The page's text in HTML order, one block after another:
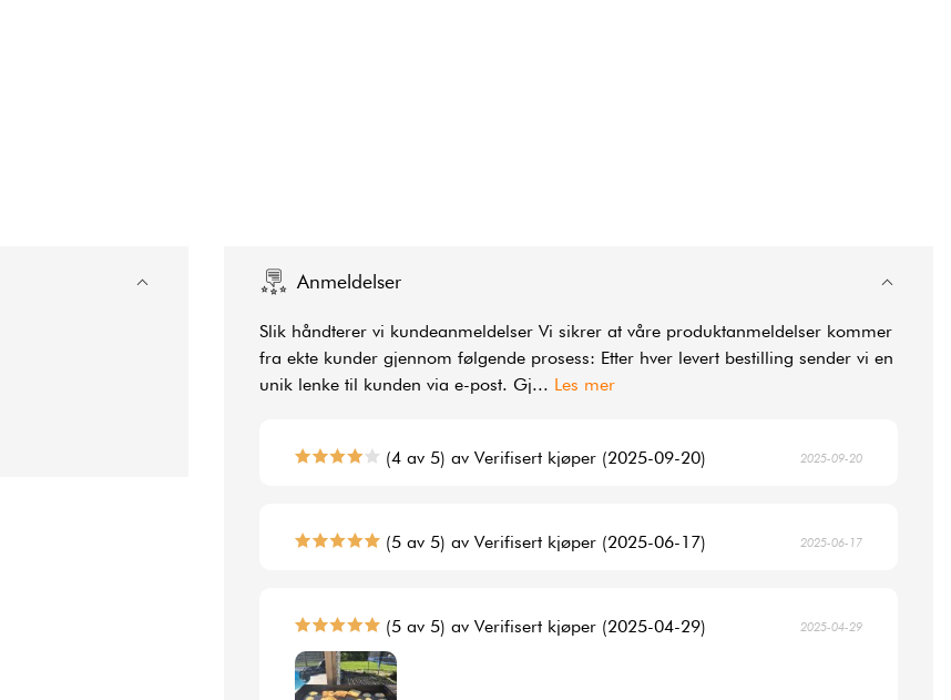
Anmeldelser
Slik håndterer vi kundeanmeldelser Vi sikrer at våre produktanmeldelser kommer
fra ekte kunder gjennom følgende prosess: Etter hver levert bestilling sender vi en
unik lenke til kunden via e-post. Gj... Les mer
(4 av 5) av Verifisert kjøper (2025-09-20) 2025-09-20
(5 av 5) av Verifisert kjøper (2025-06-17) 2025-06-17
(5 av 5) av Verifisert kjøper (2025-04-29) 2025-04-29